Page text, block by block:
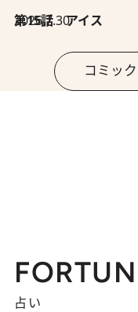
2026.7.30
第15話 アイス
コミッ
占い